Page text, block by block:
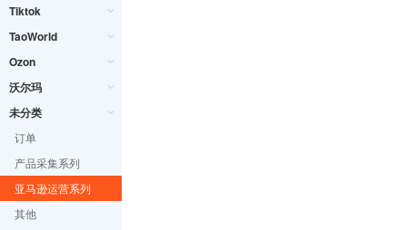
Tiktok
TaoWorld
Ozon
沃尔玛
未分类
订单
产品采集系列
亚马逊运营系列
其他